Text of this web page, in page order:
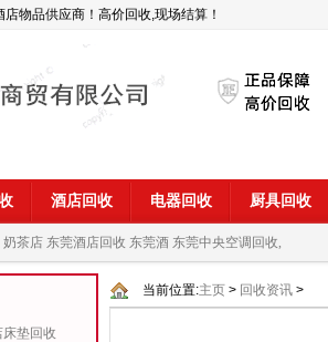
物品供应商！高价回收,现场结算！
酒店回收 电器回收 厨具回收
奶茶店 东莞酒店回收 东莞酒 东莞中央空调回收,
床垫回收
当前位置:主页 > 回收资讯 >